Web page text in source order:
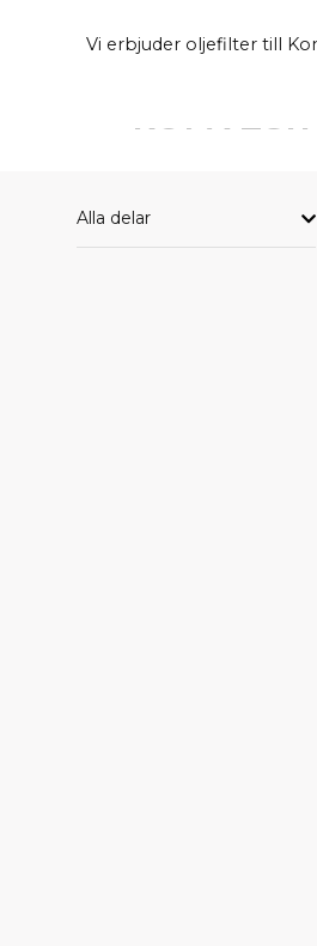
Vi erbjuder oljefilter till
Alla delar